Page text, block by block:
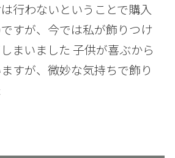
行わないということで購入
すが、今では私が飾りつけ
まいました 子供が喜ぶから
すが、微妙な気持ちで飾り